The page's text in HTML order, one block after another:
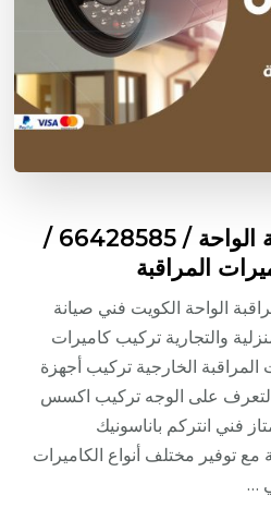
تركيب كاميرات مراقبة الواحة / 66428585 /
المراقبة
الواحة الكويت فني صيانة
والتجارية تركيب كاميرات
الخارجية تركيب أجهزة
على الوجه تركيب اكسس
فني انتركم باناسونيك
توفير مختلف أنواع الكاميرات
…